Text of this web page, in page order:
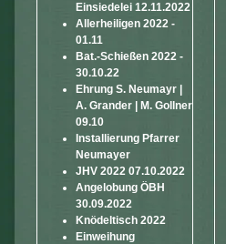
Einsiedelei 12.11.2022
Allerheiligen 2022 -
01.11
Bat.-Schießen 2022 -
30.10.22
Ehrung S. Neumayr |
A. Grander | M. Gollner
09.10
Installierung Pfarrer
Neumayer
JHV 2022 07.10.2022
Angelobung ÖBH
30.09.2022
Knödeltisch 2022
Einweihung